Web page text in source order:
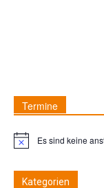
Termine
HinweisEs sind keine
Kategorien